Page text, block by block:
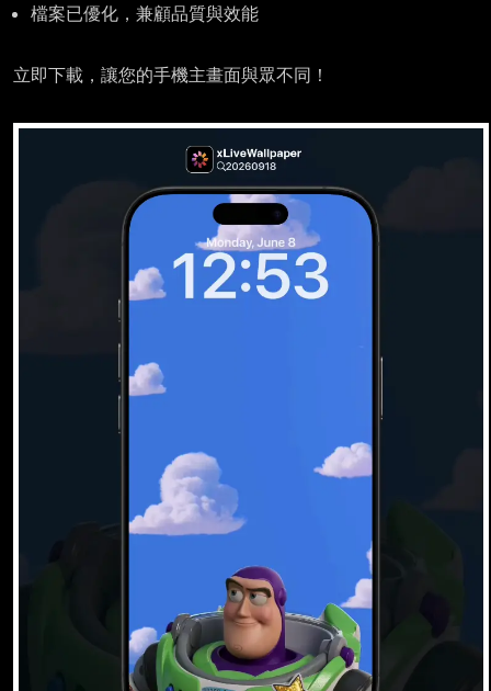
檔案已優化，兼顧品質與效能
立即下載，讓您的手機主畫面與眾不同！